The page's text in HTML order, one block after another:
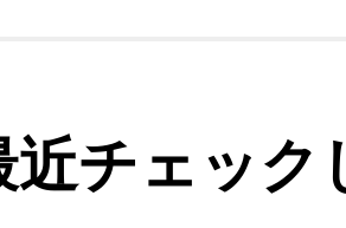
近チェック